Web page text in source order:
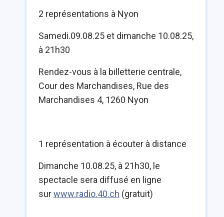
2 représentations à Nyon
Samedi.09.08.25 et dimanche 10.08.25,
à 21h30
Rendez-vous à la billetterie centrale,
Cour des Marchandises, Rue des
Marchandises 4, 1260 Nyon
1 représentation à écouter à distance
Dimanche 10.08.25, à 21h30, le
spectacle sera diffusé en ligne
surwww.radio.40.ch (gratuit)